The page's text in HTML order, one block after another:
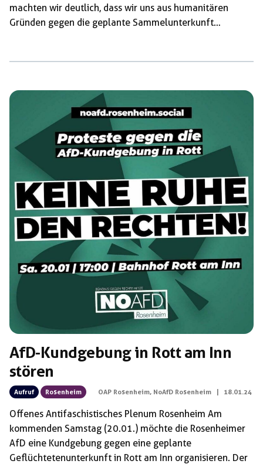
machten wir deutlich, dass wir uns aus humanitären
Gründen gegen die geplante Sammelunterkunft
Endkundgebung der noAfD Demo versuchten einige
Aktivist*innen die Gitter zu überwinden und unseren
Protest noch näher zur AfD zu tragen. Dieser Versuch
scheiterte leider. Als die Aktivist*innen – aufgrund der
Übermacht der […]
AfD-Kundgebung in Rott am Inn
stören
Aufruf Rosenheim OAP Rosenheim, NoAfD Rosenheim 18.01.24
Offenes Antifaschistisches Plenum Rosenheim Am
kommenden Samstag (20.01.) möchte die Rosenheimer
AfD eine Kundgebung gegen eine geplante
Geflüchtetenunterkunft in Rott am Inn organisieren. Der